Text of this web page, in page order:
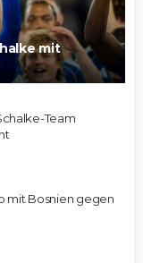
mit
Team
mit Bosnien gegen